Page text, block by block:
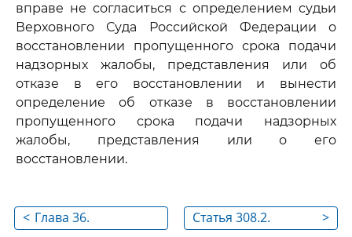
вправе не согласиться с определением судьи
Верховного Суда Российской Федерации о
восстановлении пропущенного срока подачи
надзорных жалобы, представления или об
отказе в его восстановлении и вынести
определение об отказе в восстановлении
пропущенного срока подачи надзорных
жалобы, представления или о его
восстановлении.
< Глава 36.
>
Статья 308.2.